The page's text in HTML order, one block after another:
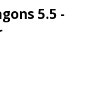
5.5 -